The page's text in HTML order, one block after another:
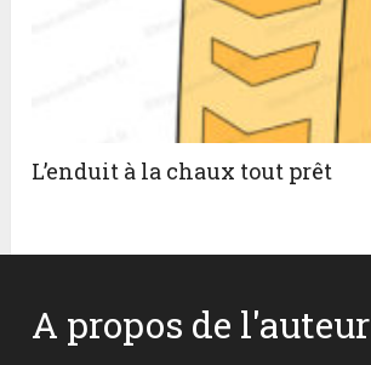
L’enduit à la chaux tout prêt
A propos de l'auteur